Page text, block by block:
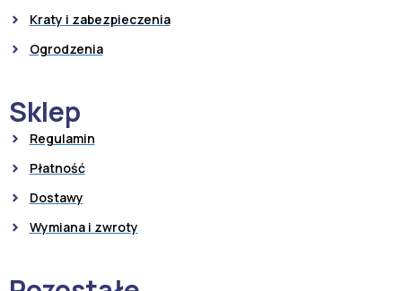
Kraty i zabezpieczenia
Ogrodzenia
Sklep
Regulamin
Płatność
Dostawy
Wymiana i zwroty